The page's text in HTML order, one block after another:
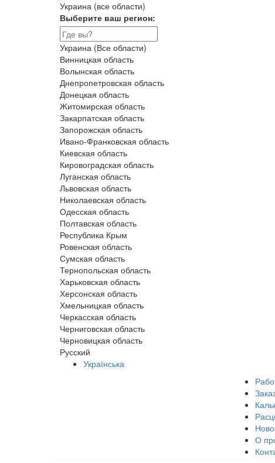
Украина (все области)
Выберите ваш регион:
Украина (Все области)
Винницкая область
Волынская область
Днепропетровская область
Донецкая область
Житомирская область
Закарпатская область
Запорожская область
Ивано-Франковская область
Киевская область
Кировоградская область
Луганская область
Львовская область
Николаевская область
Одесская область
Полтавская область
Республика Крым
Ровенская область
Сумская область
Тернопольская область
Харьковская область
Херсонская область
Хмельницкая область
Черкасская область
Черниговская область
Черновицкая область
Русский
Українська
О